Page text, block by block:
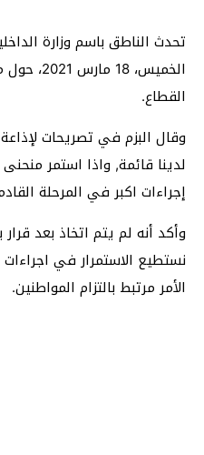
تحدث الناطق باسم وزارة
الخميس،
القطاع.
وقال البزم في تصريحات
لدينا قائمة, واذا استمر منحنى
إجراءات اكبر في المرحلة
وأكد أنه لم يتم اتخاذ بعد
نستطيع الاستمرار في
الأمر مرتبط بالتزام المواطنين.